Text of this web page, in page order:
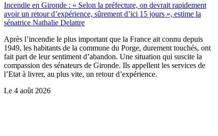
Incendie en Gironde : « Selon la préfecture, on devrait rapidement
avoir un retour d’expérience, sûrement d’ici 15 jours », estime la
sénatrice Nathalie Delattre
Après l’incendie le plus important que la France ait connu depuis
1949, les habitants de la commune du Porge, durement touchés, ont
fait part de leur sentiment d’abandon. Une situation qui suscite la
compassion des sénateurs de Gironde. Ils appellent les services de
l’Etat à livrer, au plus vite, un retour d’expérience.
Le 4 août 2026